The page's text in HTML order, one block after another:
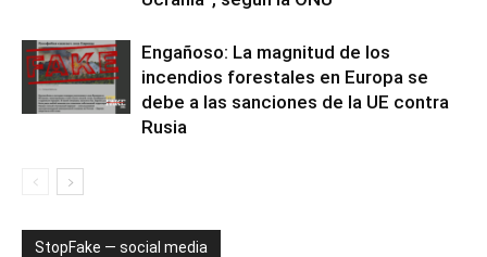
Engañoso: La magnitud de los
incendios forestales en Europa se
debe a las sanciones de la UE contra
Rusia
StopFake — social media